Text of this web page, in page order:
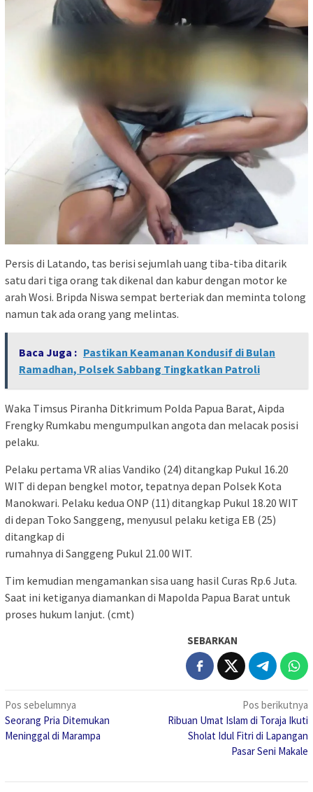
Persis di Latando, tas berisi sejumlah uang tiba-tiba ditarik
satu dari tiga orang tak dikenal dan kabur dengan motor ke
arah Wosi. Bripda Niswa sempat berteriak dan meminta tolong
namun tak ada orang yang melintas.
Baca Juga : Pastikan Keamanan Kondusif di Bulan
Ramadhan, Polsek Sabbang Tingkatkan Patroli
Waka Timsus Piranha Ditkrimum Polda Papua Barat, Aipda
Frengky Rumkabu mengumpulkan angota dan melacak posisi
pelaku.
Pelaku pertama VR alias Vandiko (24) ditangkap Pukul 16.20
WIT di depan bengkel motor, tepatnya depan Polsek Kota
Manokwari. Pelaku kedua ONP (11) ditangkap Pukul 18.20 WIT
di depan Toko Sanggeng, menyusul pelaku ketiga EB (25)
ditangkap di
rumahnya di Sanggeng Pukul 21.00 WIT.
Tim kemudian mengamankan sisa uang hasil Curas Rp.6 Juta.
Saat ini ketiganya diamankan di Mapolda Papua Barat untuk
proses hukum lanjut. (cmt)
SEBARKAN
Navigasi
pos
Pos sebelumnya
Seorang Pria Ditemukan
Meninggal di Marampa
Pos berikutnya
Ribuan Umat Islam di Toraja Ikuti
Sholat Idul Fitri di Lapangan
Pasar Seni Makale